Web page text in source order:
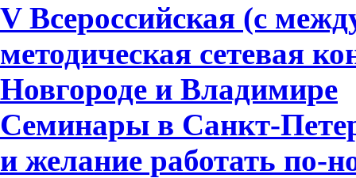
V Всероссийская (с
методическая сетевая
Новгороде и Владимире
Семинары в Санкт-
и желание работать по-